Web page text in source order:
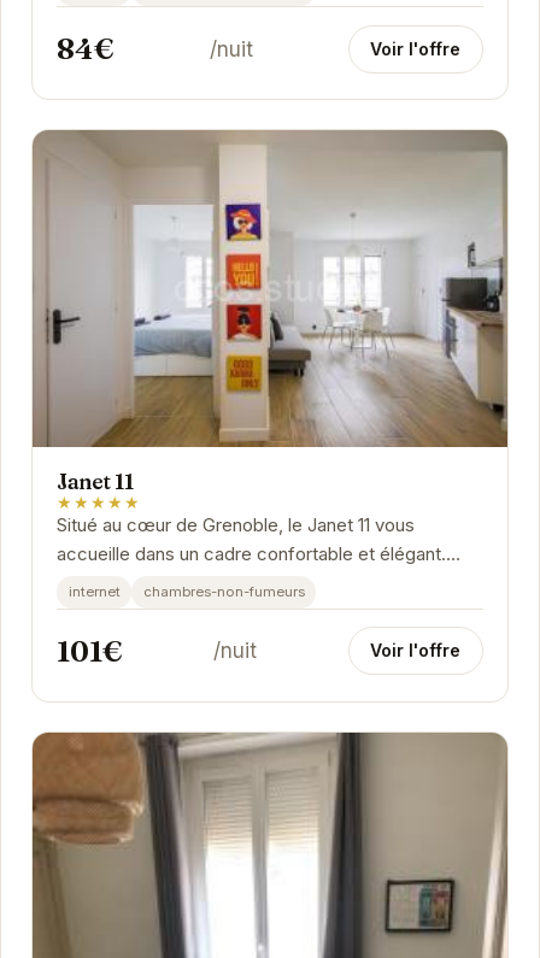
84€ /nuit Voir l'offre
Janet 11
★★★★★
Situé au cœur de Grenoble, le Janet 11 vous
accueille dans un cadre confortable et élégant.
Idéalement situé à quelques pas des principales...
internet chambres-non-fumeurs
101€ /nuit Voir l'offre